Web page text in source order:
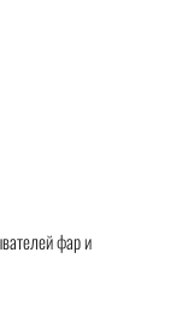
фар и